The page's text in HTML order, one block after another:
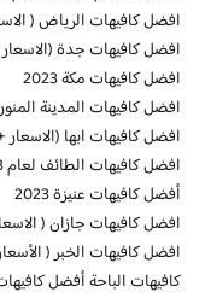
افضل كافيهات الرياض (
افضل كافيهات جدة (الاسعار
افضل كافيهات مكة 2023
افضل كافيهات المدينة
افضل كافيهات ابها (الاسعار
افضل كافيهات الطائف لعام 2023
أفضل كافيهات عنيزة 2023
افضل كافيهات جازان (
افضل كافيهات الخبر (
كافيهات الباحة أفضل